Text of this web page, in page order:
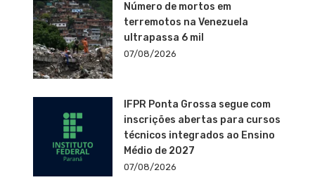
Número de mortos em
terremotos na Venezuela
ultrapassa 6 mil
07/08/2026
IFPR Ponta Grossa segue com
inscrições abertas para cursos
técnicos integrados ao Ensino
Médio de 2027
07/08/2026